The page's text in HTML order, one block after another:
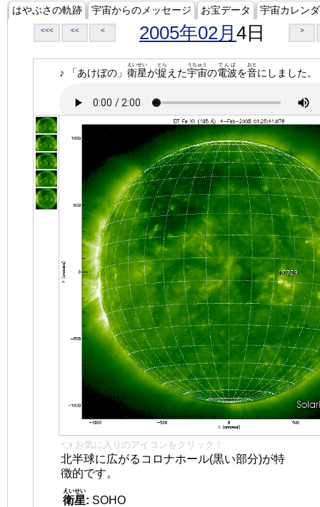
はやぶさの軌跡 宇宙からのメッセージ お宝データ 宇宙カレン
<<< << < 2005年02月 4日 >
♪ 「あけぼの」 衛星
えいせい
が捉
とら
えた宇宙
うちゅう
の電波
でんぱ
を音
おと
にしました。
👈 お気に入りのアイコンをクリック！
北半球に広がるコロナホール(黒い部分)が特
徴的です。
衛星
えいせい
: SOHO